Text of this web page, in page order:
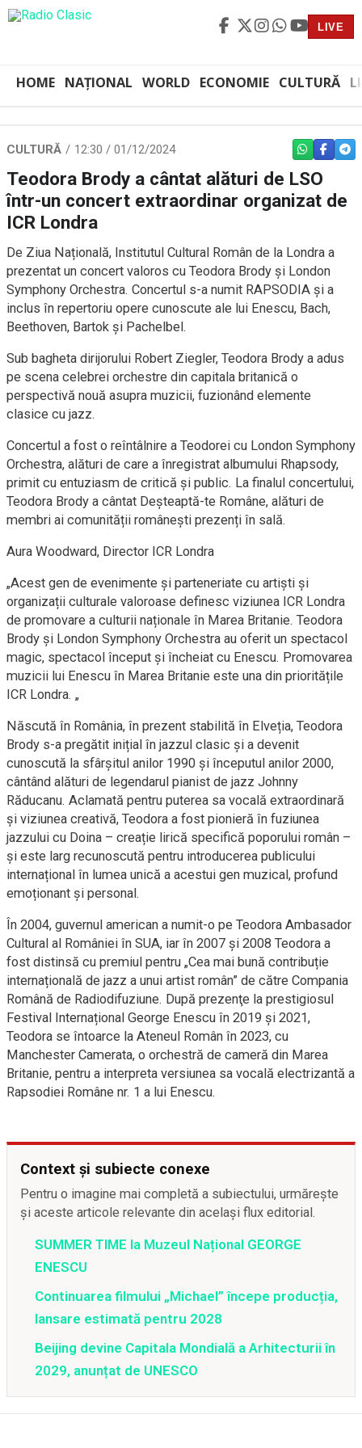
LIVE
HOME NAȚIONAL WORLD ECONOMIE CULTURĂ
CULTURĂ 12:30 / 01/12/2024 WHATSAPP
Teodora Brody a cântat alături de LSO
într-un concert extraordinar organizat de
ICR Londra
De Ziua Națională, Institutul Cultural Român de la Londra a
prezentat un concert valoros cu Teodora Brody și London
Symphony Orchestra. Concertul s-a numit RAPSODIA și a
inclus în repertoriu opere cunoscute ale lui Enescu, Bach,
Beethoven, Bartok și Pachelbel.
Sub bagheta dirijorului Robert Ziegler, Teodora Brody a adus
pe scena celebrei orchestre din capitala britanică o
perspectivă nouă asupra muzicii, fuzionând elemente
clasice cu jazz.
Concertul a fost o reîntâlnire a Teodorei cu London Symphony
Orchestra, alături de care a înregistrat albumului Rhapsody,
primit cu entuziasm de critică și public. La finalul concertului,
Teodora Brody a cântat Deșteaptă-te Române, alături de
membri ai comunității românești prezenți în sală.
Aura Woodward, Director ICR Londra
„Acest gen de evenimente și parteneriate cu artiști și
organizații culturale valoroase definesc viziunea ICR Londra
de promovare a culturii naționale în Marea Britanie. Teodora
Brody și London Symphony Orchestra au oferit un spectacol
magic, spectacol început și încheiat cu Enescu. Promovarea
muzicii lui Enescu în Marea Britanie este una din prioritățile
ICR Londra. „
Născută în România, în prezent stabilită în Elveția, Teodora
Brody s-a pregătit inițial în jazzul clasic și a devenit
cunoscută la sfârșitul anilor 1990 și începutul anilor 2000,
cântând alături de legendarul pianist de jazz Johnny
Răducanu. Aclamată pentru puterea sa vocală extraordinară
și viziunea creativă, Teodora a fost pionieră în fuziunea
jazzului cu Doina – creație lirică specifică poporului român –
și este larg recunoscută pentru introducerea publicului
internațional în lumea unică a acestui gen muzical, profund
emoționant și personal.
În 2004, guvernul american a numit-o pe Teodora Ambasador
Cultural al României în SUA, iar în 2007 și 2008 Teodora a
fost distinsă cu premiul pentru „Cea mai bună contribuție
internațională de jazz a unui artist român” de către Compania
Română de Radiodifuziune. După prezenţe la prestigiosul
Festival Internațional George Enescu în 2019 și 2021,
Teodora se întoarce la Ateneul Român în 2023, cu
Manchester Camerata, o orchestră de cameră din Marea
Britanie, pentru a interpreta versiunea sa vocală electrizantă a
Rapsodiei Române nr. 1 a lui Enescu.
Context și subiecte conexe
Pentru o imagine mai completă a subiectului, urmărește
și aceste articole relevante din același flux editorial.
SUMMER TIME la Muzeul Național GEORGE
ENESCU
Continuarea filmului „Michael” începe producția,
lansare estimată pentru 2028
Beijing devine Capitala Mondială a Arhitecturii în
2029, anunțat de UNESCO